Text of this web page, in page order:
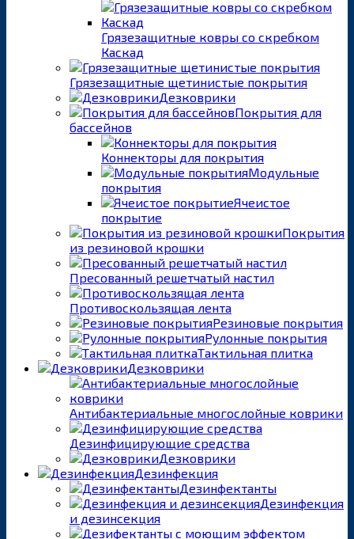
Грязезащитные ковры со скребком
Каскад
Грязезащитные щетинистые покрытия
Дезковрики
Покрытия для
бассейнов
Коннекторы для покрытия
Модульные
покрытия
Ячеистое
покрытие
Покрытия
из резиновой крошки
Пресованный решетчатый настил
Противоскользящая лента
Резиновые покрытия
Рулонные покрытия
Тактильная плитка
Дезковрики
Антибактериальные многослойные коврики
Дезинфицирующие средства
Дезковрики
Дезинфекция
Дезинфектанты
Дезинфекция
и дезинсекция